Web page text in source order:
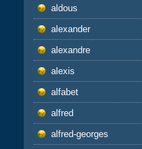
aldous
alexander
alexandre
alexis
alfabet
alfred
alfred-georges